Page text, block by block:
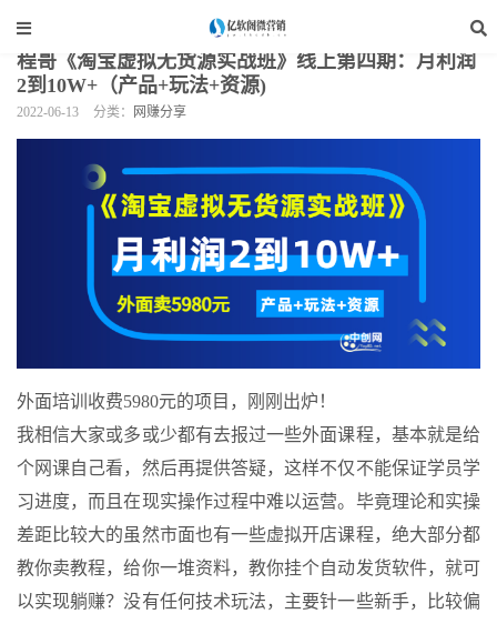
当前位置： 教程分享 > 网赚分享
程哥《淘宝虚拟无货源实战班》线上第四期：月利润
2到10W+（产品+玩法+资源)
2022-06-13 分类： 网赚分享
外面培训收费5980元的项目，刚刚出炉！
我相信大家或多或少都有去报过一些外面课程，基本就是给
个网课自己看，然后再提供答疑，这样不仅不能保证学员学
习进度，而且在现实操作过程中难以运营。毕竟理论和实操
差距比较大的虽然市面也有一些虚拟开店课程，绝大部分都
教你卖教程，给你一堆资料，教你挂个自动发货软件，就可
以实现躺赚？没有任何技术玩法，主要针一些新手，比较偏